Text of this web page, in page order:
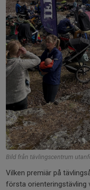
Bild från tävlingscentrum
Vilken premiär på
första orienteringstävling